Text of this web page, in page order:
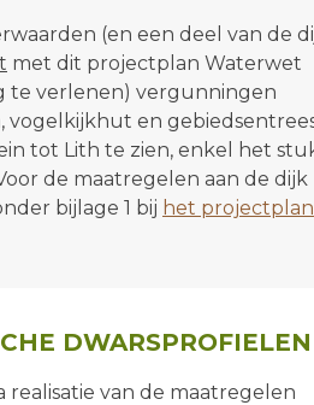
(en een deel van de
met dit projectplan Waterwet
te verlenen) vergunningen
en
tot Lith te zien, enkel het
de maatregelen aan de dijk
bijlage 1 bij het projectplan
DWARSPROFIELEN
van de maatregelen